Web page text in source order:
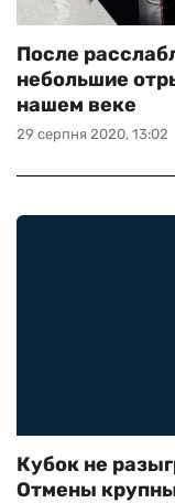
29 серпня 2020, 13:02
После
небольшие
нашем веке
Кубок не
Отмены